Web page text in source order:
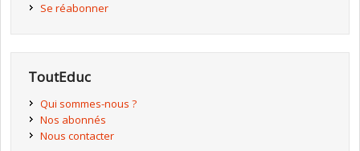
Se réabonner
ToutEduc
Qui sommes-nous ?
Nos abonnés
Nous contacter